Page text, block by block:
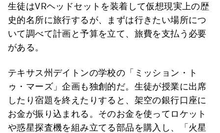
生徒はVRヘッドセットを装着して仮想現実上の歴
史的名所に旅行するが、まずは行きたい場所につ
いて調べて計画と予算を立て、旅費を支払う必要
がある。
テキサス州デイトンの学校の「ミッション・ト
ゥ・マーズ」企画も独創的だ。生徒が授業に出席
したり宿題を終えたりすると、架空の銀行口座に
お金が振り込まれる。そのお金を使ってロケット
や惑星探査機を組み立てる部品を購入し、「火星